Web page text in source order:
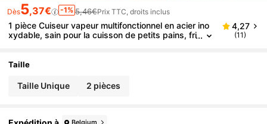
Dès5,37€ -1% 5,46€Prix TTC, droits inclus
1 pièce Cuiseur vapeur multifonctionnel en acier ino
xydable, sain pour la cuisson de petits pains, fri
4,27
(11)
Taille
Taille Unique 2 pièces
Belgium